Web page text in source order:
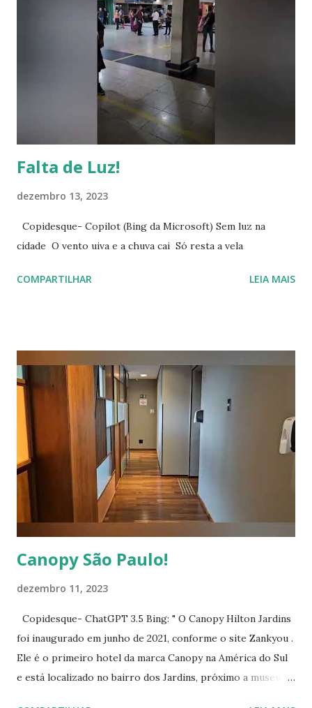
português ou tipografia. É uma das seções mais cruciais de
uma redação, pois também avalia a veracidade das
informações fornecidas pelos jornalistas. Seu objetivo é
garantir a precisão e o alinhamento com a linha editorial.
Com o surgimento das inteligências artificiais, essa função
tende a se tornar mais acessível, facilitando o trabalho de
Falta de Luz!
dezembro 13, 2023
Copidesque- Copilot (Bing da Microsoft) Sem luz na
cidade O vento uiva e a chuva cai Só resta a vela
COMPARTILHAR LEIA MAIS
Canopy São Paulo!
dezembro 11, 2023
Copidesque- ChatGPT 3.5 Bing: " O Canopy Hilton Jardins
foi inaugurado em junho de 2021, conforme o site Zankyou .
Ele é o primeiro hotel da marca Canopy na América do Sul
e está localizado no bairro dos Jardins, próximo a museus,